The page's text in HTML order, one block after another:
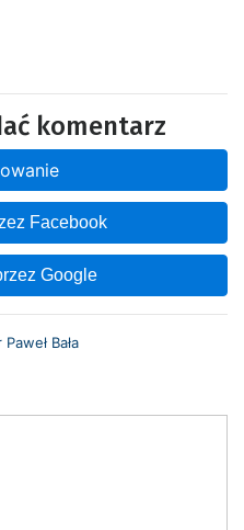
komentarz
Facebook
Google
Paweł Bała